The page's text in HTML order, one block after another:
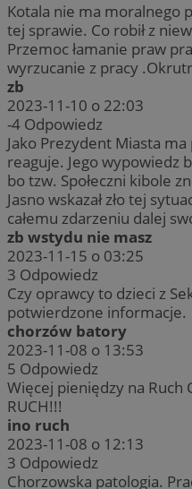
Kotala nie ma moralnego
tej sprawie. Co robił z
Przemoc łamanie praw
wyrzucanie z pracy
zb
2023-11-10 o 22:03
-4 Odpowiedz
Jako Prezydent Miasta
reaguje. Jego wypowiedz
bo tzw. Społeczni kibole
Jasno wskazał zło tej
całemu zdarzeniu dalej
zb wstydu nie masz
2023-11-15 o 03:25
3 Odpowiedz
Czy oprawcy to dzieci z
potwierdzone informacje.
chorzów batory
2023-11-08 o 13:53
5 Odpowiedz
Więcej pieniędzy na Ruch
RUCH!!!
ino ruch
2023-11-08 o 12:13
3 Odpowiedz
Chorzowska patologia.